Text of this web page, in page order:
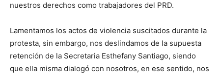
nuestros derechos como trabajadores del PRD.
Lamentamos los actos de violencia suscitados durante la
protesta, sin embargo, nos deslindamos de la supuesta
retención de la Secretaria Esthefany Santiago, siendo
que ella misma dialogó con nosotros, en ese sentido, nos